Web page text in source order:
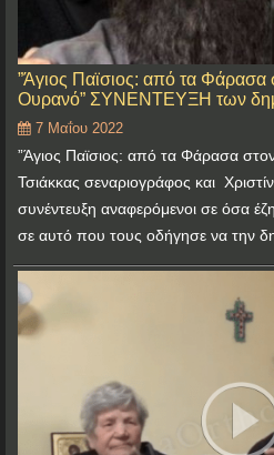
”Άγιος Παϊσιος: από τα Φάρασα
Ουρανό” ΣΥΝΕΝΤΕΥΞΗ των
7 Μαΐου 2022
”Άγιος Παϊσιος: από τα Φάρασα
Τσιάκκας σεναριογράφος και
συνέντευξη αναφερόμενοι σε όσα
σε αυτό που τους οδήγησε να την